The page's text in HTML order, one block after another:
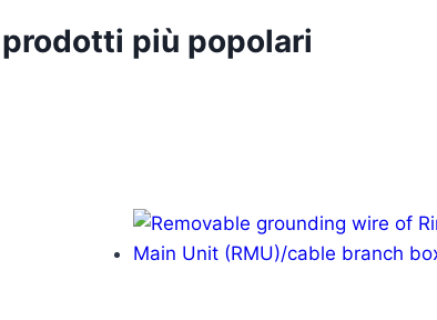
più popolari